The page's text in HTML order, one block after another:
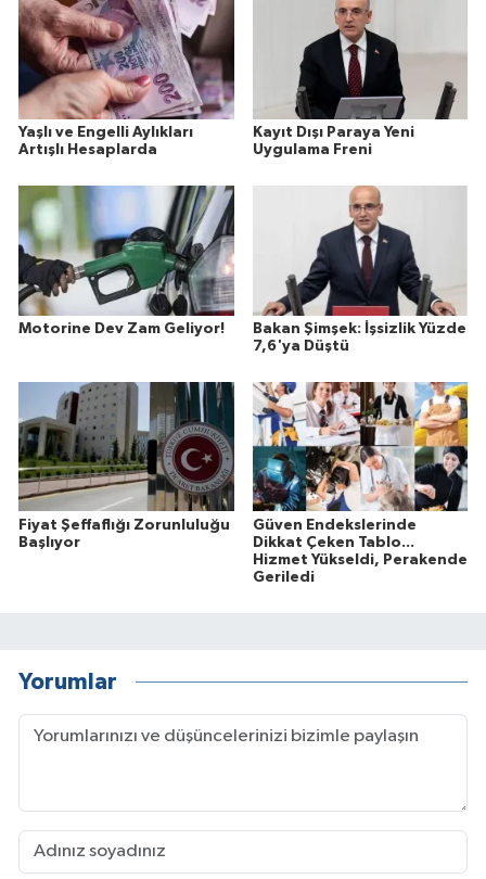
Yaşlı ve Engelli Aylıkları
Artışlı Hesaplarda
Kayıt Dışı Paraya Yeni
Uygulama Freni
Motorine Dev Zam Geliyor!
Bakan Şimşek: İşsizlik Yüzde
7,6'ya Düştü
Fiyat Şeffaflığı Zorunluluğu
Başlıyor
Güven Endekslerinde
Dikkat Çeken Tablo...
Hizmet Yükseldi, Perakende
Geriledi
Yorumlar